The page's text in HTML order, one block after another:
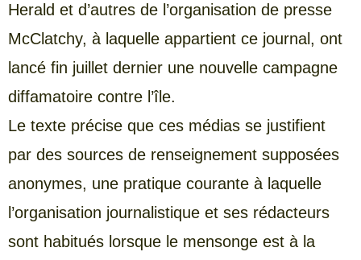
Herald et d’autres de l’organisation de presse
McClatchy, à laquelle appartient ce journal, ont
lancé fin juillet dernier une nouvelle campagne
diffamatoire contre l’île.
Le texte précise que ces médias se justifient
par des sources de renseignement supposées
anonymes, une pratique courante à laquelle
l’organisation journalistique et ses rédacteurs
sont habitués lorsque le mensonge est à la